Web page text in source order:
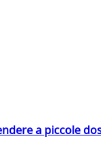
a piccole